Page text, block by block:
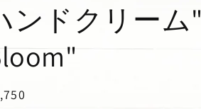
ンドクリーム